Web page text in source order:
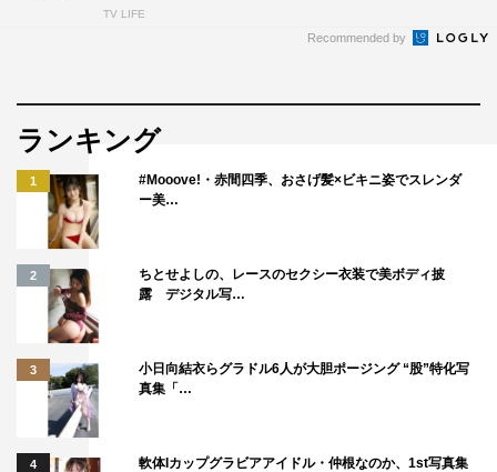
賞、マンガ、乗馬が好き。猫を飼っている。
Twitterアカウント：＠pamisaki
アメーバブログ：https://ameblo.jp/pamelumi/
「月刊＋（プラス）朝比パメラ」
価格：900円（税抜）
配信開始日：5月18日（月）
購入先URL：
https://www.shogakukan.co.jp/books/09d08436
TV LIFE
Recommended by
ランキング
1
#Mooove!・赤間四季、おさげ髪×ビキニ姿でスレンダ
ー美…
2
ちとせよしの、レースのセクシー衣装で美ボディ披
露 デジタル写…
3
小日向結衣らグラドル6人が大胆ポージング “股”特化写
真集「…
4
軟体Iカップグラビアアイドル・仲根なのか、1st写真集